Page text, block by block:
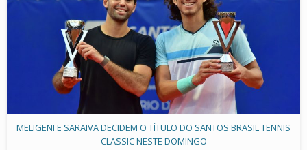
MELIGENI E SARAIVA DECIDEM O TÍTULO DO SANTOS BRASIL TENNIS
CLASSIC NESTE DOMINGO